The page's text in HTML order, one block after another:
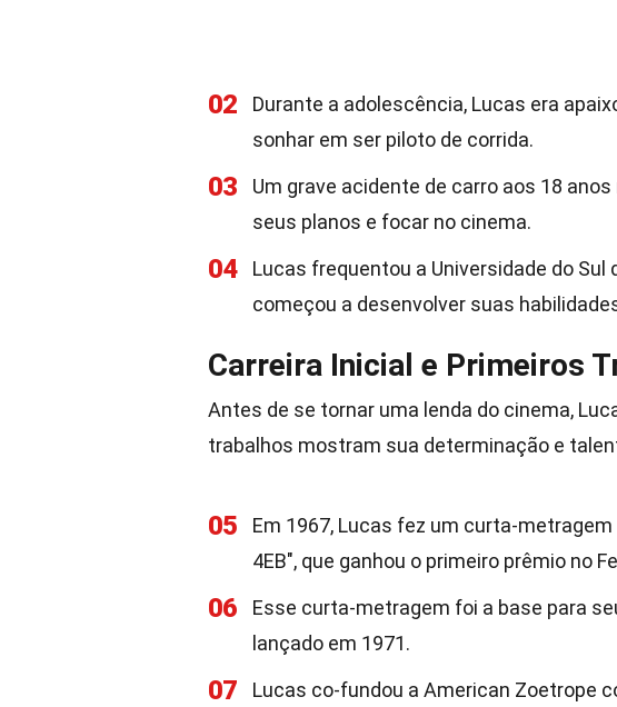
02
Durante a adolescência, Lucas era
sonhar em ser piloto de corrida.
03
Um grave acidente de carro aos 18
seus planos e focar no cinema.
04
Lucas frequentou a Universidade do Sul
começou a desenvolver suas
Carreira Inicial e Primeiros
Antes de se tornar uma lenda do cinema,
trabalhos mostram sua determinação e
05
Em 1967, Lucas fez um curta-
4EB", que ganhou o primeiro prêmio no
06
Esse curta-metragem foi a base para
lançado em 1971.
07
Lucas co-fundou a American Zoetrope